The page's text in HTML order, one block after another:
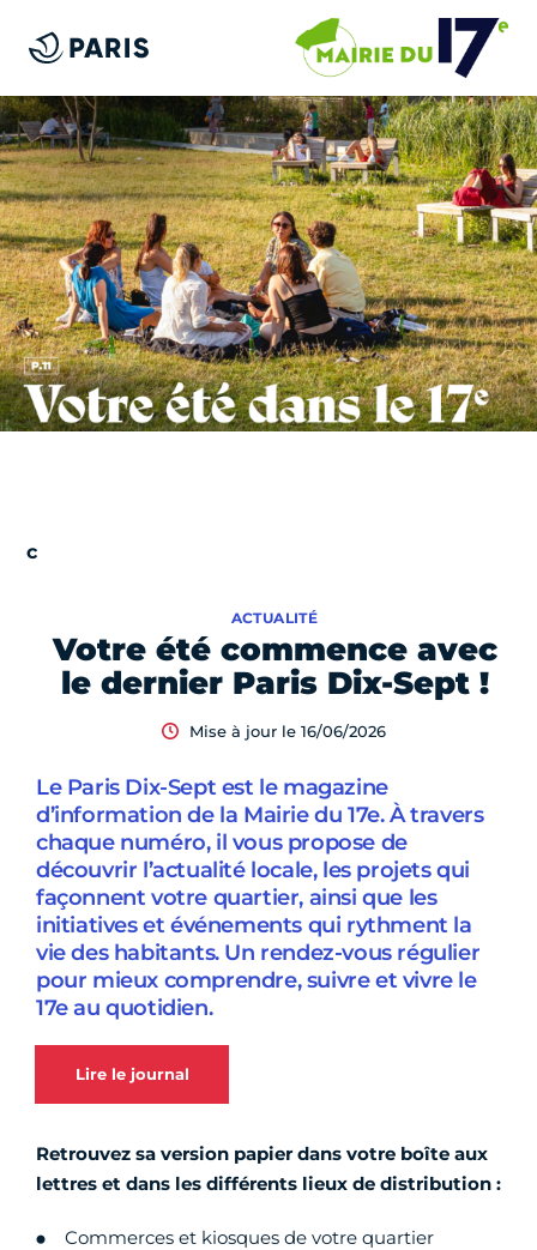
Votre été commence avec
le dernier Paris Dix-Sept !
ACTUALITÉ
Mise à jour le 16/06/2026
Le Paris Dix-Sept est le magazine
d’information de la Mairie du 17e. À travers
chaque numéro, il vous propose de
découvrir l’actualité locale, les projets qui
façonnent votre quartier, ainsi que les
initiatives et événements qui rythment la
vie des habitants. Un rendez-vous régulier
pour mieux comprendre, suivre et vivre le
17e au quotidien.
Lire le journal
Retrouvez sa version papier dans votre boîte aux
lettres et dans les différents lieux de distribution :
Commerces et kiosques de votre quartier